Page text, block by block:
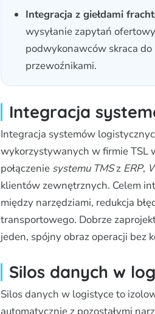
Integracja z giełdami
wysyłanie zapytań
podwykonawców skraca
przewoźnikami.
Integracja
Integracja systemów
wykorzystywanych w firmie TSL
połączenie systemu TMSz ERP,
klientów zewnętrznych. Celem
między narzędziami, redukcja
transportowego. Dobrze
jeden, spójny obraz operacji bez
Silos danych w
Silos danych w logistyce to